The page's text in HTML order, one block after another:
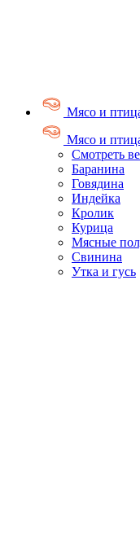
Мясо и
Мясо и
Смотреть
Баранина
Говядина
Индейка
Кролик
Курица
Мясные
Свинина
Утка и гусь